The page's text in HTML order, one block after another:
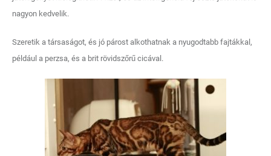
nagyon kedvelik.
Szeretik a társaságot, és jó párost alkothatnak a nyugodtabb fajtákkal,
például a perzsa, és a brit rövidszőrű cicával.